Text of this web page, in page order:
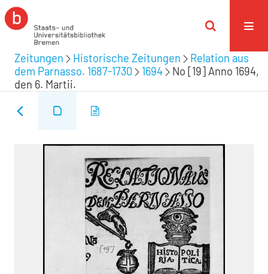
Zeitungen Historische Zeitungen
Relation aus
dem Parnasso. 1687-1730
1694
No [19] Anno 1694,
den 6. Martii.